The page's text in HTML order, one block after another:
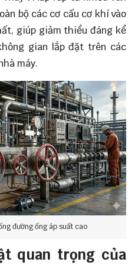
bộ các cơ cấu cơ khí vào
giúp giảm thiểu đáng kể
gian lắp đặt trên các
máy.
đường ống áp suất cao
quan trọng của